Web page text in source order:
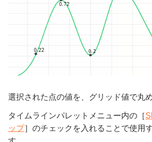
選択された点の値を、グリッド値で丸
タイムラインパレットメニュー内の［
ップ］のチェックを入れることで使用